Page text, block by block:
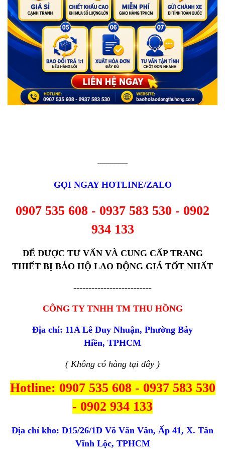
---------------
GỌI NGAY HOTLINE/ZALO
0907 535 608 - 0937 583 530 - 0902
934 133
ĐỂ ĐƯỢC TƯ VẤN VÀ CUNG CẤP TRANG
THIẾT BỊ BẢO HỘ LAO ĐỘNG GIÁ TỐT NHẤT
--------------------------
CÔNG TY TNHH TM THU HỒNG
Địa chỉ: 11A Lê Duy Nhuận, Phường Bảy
Hiền, TPHCM
( Không có hàng tại đây )
Hotline: 0907 535 608 - 0937 583 530
- 0902 934 133
Địa chỉ kho: D15/26/1D Võ Văn Vân, Ấp 41, X. Tân
Vĩnh Lộc, TPHCM